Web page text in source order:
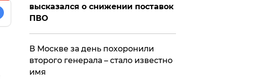
высказался о снижении поставок
ПВО
В Москве за день похоронили
второго генерала – стало известно
имя